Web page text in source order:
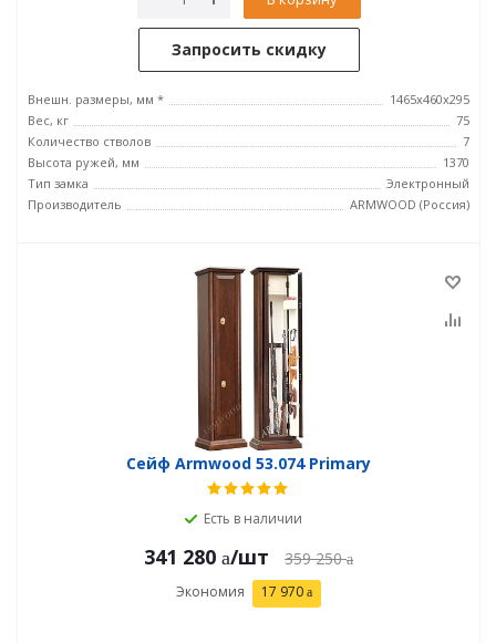
Запросить скидку
Внешн. размеры, мм *
1465х460х295
Вес, кг
75
Количество стволов
7
Высота ружей, мм
1370
Тип замка
Электронный
Производитель
ARMWOOD (Россия)
Сейф Armwood 53.074 Primary
Есть в наличии
341 280 /шт 359 250
Экономия 17 970